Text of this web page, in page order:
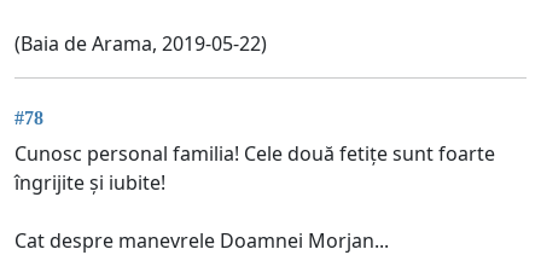
(Baia de Arama, 2019-05-22)
#78
Cunosc personal familia! Cele două fetițe sunt foarte
îngrijite și iubite!
Cat despre manevrele Doamnei Morjan...